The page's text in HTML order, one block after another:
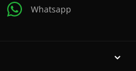
Whatsapp